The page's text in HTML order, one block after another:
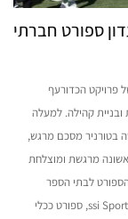
ספורט חברתי
פרויקט הכדורעף
ובניית קהילה. למעלה
בטורניר מסכם מרגש,
מרגשת ומוצלחת
לבתי הספר
בתמיכה נדיבה של קרן עזריאלי, בתוכנית ssi Sport for social impact, ספורט ככלי